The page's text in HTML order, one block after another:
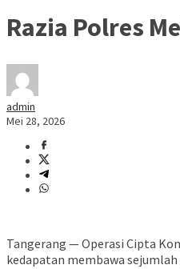
Razia Polres
admin
Mei 28, 2026
Tangerang — Operasi Cipta
kedapatan membawa